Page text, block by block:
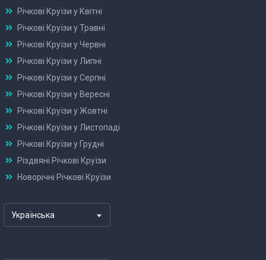
Річкові Круїзи у Квітні
Річкові Круїзи у Травні
Річкові Круїзи у Червні
Річкові Круїзи у Липні
Річкові Круїзи у Серпні
Річкові Круїзи у Вересні
Річкові Круїзи у Жовтні
Річкові Круїзи у Листопаді
Річкові Круїзи у Грудні
Різдвяні Річкові Круїзи
Новорічні Річкові Круїзи
Українська